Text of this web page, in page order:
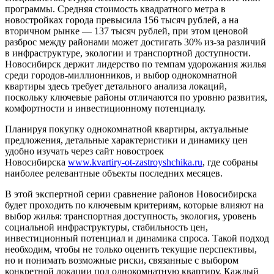
программы. Средняя стоимость квадратного метра в
новостройках города превысила 156 тысяч рублей, а на
вторичном рынке — 137 тысяч рублей, при этом ценовой
разброс между районами может достигать 30% из-за различий
в инфраструктуре, экологии и транспортной доступности.
Новосибирск держит лидерство по темпам удорожания жилья
среди городов-миллионников, и выбор однокомнатной
квартиры здесь требует детального анализа локаций,
поскольку ключевые районы отличаются по уровню развития,
комфортности и инвестиционному потенциалу.
Планируя покупку однокомнатной квартиры, актуальные
предложения, детальные характеристики и динамику цен
удобно изучать через сайт новостроек
Новосибирска www.kvartiry-ot-zastroyshchika.ru, где собраны
наиболее релевантные объекты последних месяцев.
В этой экспертной серии сравнение районов Новосибирска
будет проходить по ключевым критериям, которые влияют на
выбор жилья: транспортная доступность, экология, уровень
социальной инфраструктуры, стабильность цен,
инвестиционный потенциал и динамика спроса. Такой подход
необходим, чтобы не только оценить текущие перспективы,
но и понимать возможные риски, связанные с выбором
конкретной локации под однокомнатную квартиру. Каждый